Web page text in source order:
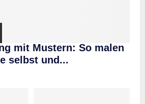
mit Mustern: So malen
selbst und...